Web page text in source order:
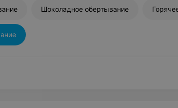
Шоколадное обертывание